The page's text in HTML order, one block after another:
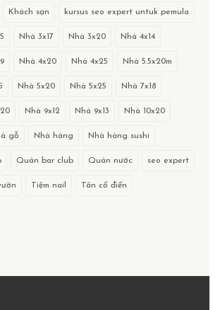
Khách sạn kursus seo expert untuk pemula
Nhà 3x17 Nhà 3x20 Nhà 4x14
Nhà 4x20 Nhà 4x25 Nhà 5.5x20m
Nhà 5x20 Nhà 5x25 Nhà 7x18
Nhà 9x12 Nhà 9x13 Nhà 10x20
gỗ Nhà hàng Nhà hàng sushi
Quán bar club Quán nước seo expert
Tiệm nail Tân cổ điển